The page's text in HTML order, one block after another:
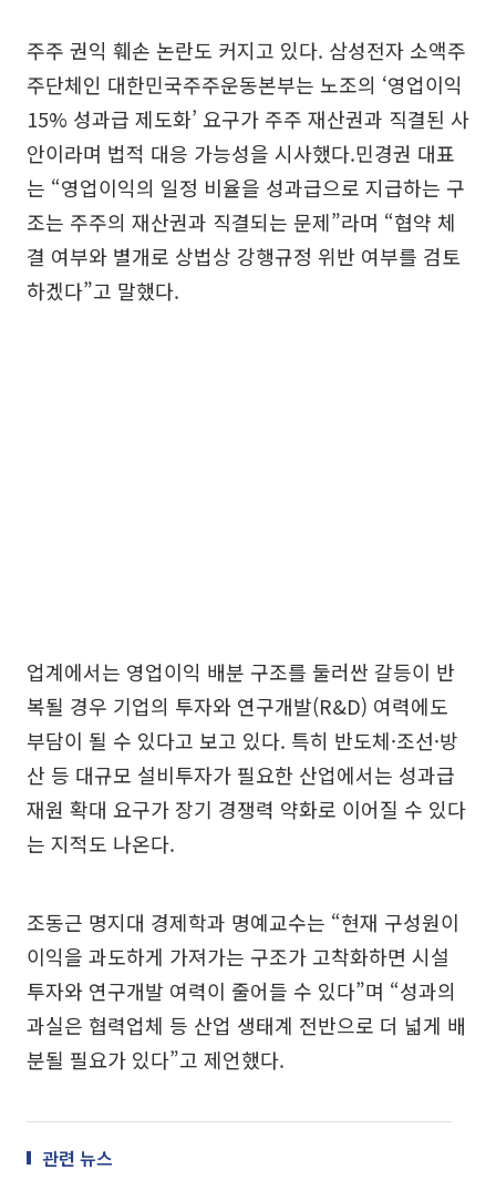
주주 권익 훼손 논란도 커지고 있다. 삼성전자 소액주
주단체인 대한민국주주운동본부는 노조의 ‘영업이익
15% 성과급 제도화’ 요구가 주주 재산권과 직결된 사
안이라며 법적 대응 가능성을 시사했다.민경권 대표
는 “영업이익의 일정 비율을 성과급으로 지급하는 구
조는 주주의 재산권과 직결되는 문제”라며 “협약 체
결 여부와 별개로 상법상 강행규정 위반 여부를 검토
하겠다”고 말했다.
업계에서는 영업이익 배분 구조를 둘러싼 갈등이 반
복될 경우 기업의 투자와 연구개발(R&D) 여력에도
부담이 될 수 있다고 보고 있다. 특히 반도체·조선·방
산 등 대규모 설비투자가 필요한 산업에서는 성과급
재원 확대 요구가 장기 경쟁력 약화로 이어질 수 있다
는 지적도 나온다.
조동근 명지대 경제학과 명예교수는 “현재 구성원이
이익을 과도하게 가져가는 구조가 고착화하면 시설
투자와 연구개발 여력이 줄어들 수 있다”며 “성과의
과실은 협력업체 등 산업 생태계 전반으로 더 넓게 배
분될 필요가 있다”고 제언했다.
관련 뉴스